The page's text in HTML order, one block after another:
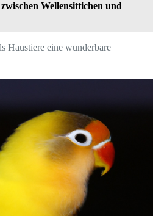
Wellensittichen und
Haustiere eine wunderbare